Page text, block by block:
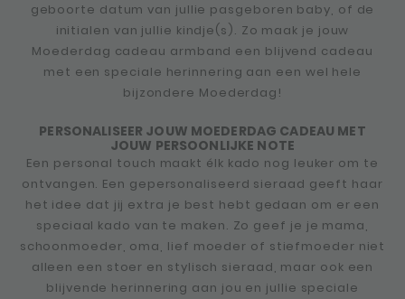
geboorte datum van jullie pasgeboren baby, of de
initialen van jullie kindje(s). Zo maak je jouw
Moederdag cadeau armband een blijvend cadeau
met een speciale herinnering aan een wel hele
bijzondere Moederdag!
PERSONALISEER JOUW MOEDERDAG CADEAU MET
JOUW PERSOONLIJKE NOTE
Een personal touch maakt élk kado nog leuker om te
ontvangen. Een gepersonaliseerd sieraad geeft haar
het idee dat jij extra je best hebt gedaan om er een
speciaal kado van te maken. Zo geef je je mama,
schoonmoeder, oma, lief moeder of stiefmoeder niet
alleen een stoer en stylisch sieraad, maar ook een
blijvende herinnering aan jou en jullie speciale